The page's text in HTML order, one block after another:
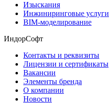
Изыскания
Инжиниринговые услуги
BIM-моделирование
ИндорСофт
Контакты и реквизиты
Лицензии и сертификаты
Вакансии
Элементы бренда
О компании
Новости